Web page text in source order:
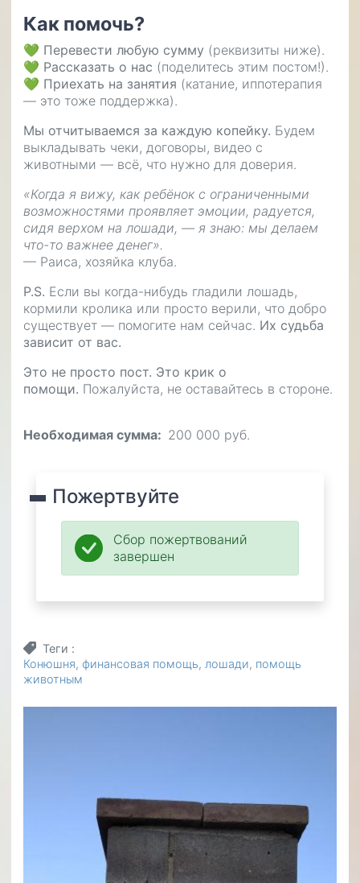
Как помочь?
💚 Перевести любую сумму (реквизиты ниже).
💚 Рассказать о нас (поделитесь этим постом!).
💚 Приехать на занятия (катание, иппотерапия
— это тоже поддержка).
Мы отчитываемся за каждую копейку. Будем
выкладывать чеки, договоры, видео с
животными — всё, что нужно для доверия.
«Когда я вижу, как ребёнок с ограниченными
возможностями проявляет эмоции, радуется,
сидя верхом на лошади, — я знаю: мы делаем
что-то важнее денег».
— Раиса, хозяйка клуба.
P.S. Если вы когда-нибудь гладили лошадь,
кормили кролика или просто верили, что добро
существует — помогите нам сейчас. Их судьба
зависит от вас.
Это не просто пост. Это крик о
помощи. Пожалуйста, не оставайтесь в стороне.
Необходимая сумма 200 000 руб.
Пожертвуйте
Сбор пожертвований
завершен
Теги
Конюшня финансовая помощь лошади помощь
животным